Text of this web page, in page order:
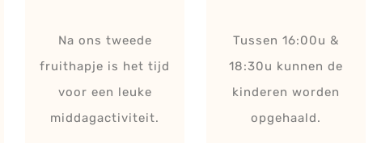
Na ons tweede
fruithapje is het tijd
voor een leuke
middagactiviteit.
Tussen 16:00u &
18:30u kunnen de
kinderen worden
opgehaald.